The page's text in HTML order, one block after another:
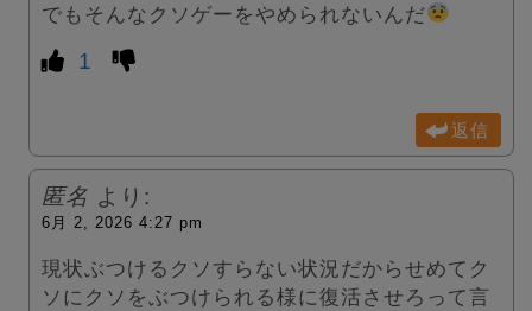
でもそんなクソゲーをやめられないんだ
1
返信
匿名 より:
6月 2, 2026 4:27 pm
現状ぶつけるクソすらない状況だからせめてク
ソにクソをぶつけられる様に復活させろって言